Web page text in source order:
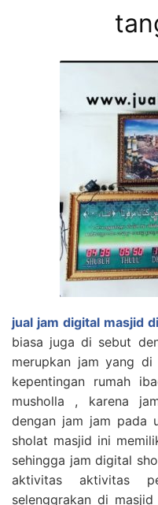
jual jam digital masjid
biasa juga di sebut
merupkan jam yang
kepentingan rumah
musholla , karena
dengan jam jam pada
sholat masjid ini
sehingga jam digital
aktivitas aktivitas
selenggrakan di